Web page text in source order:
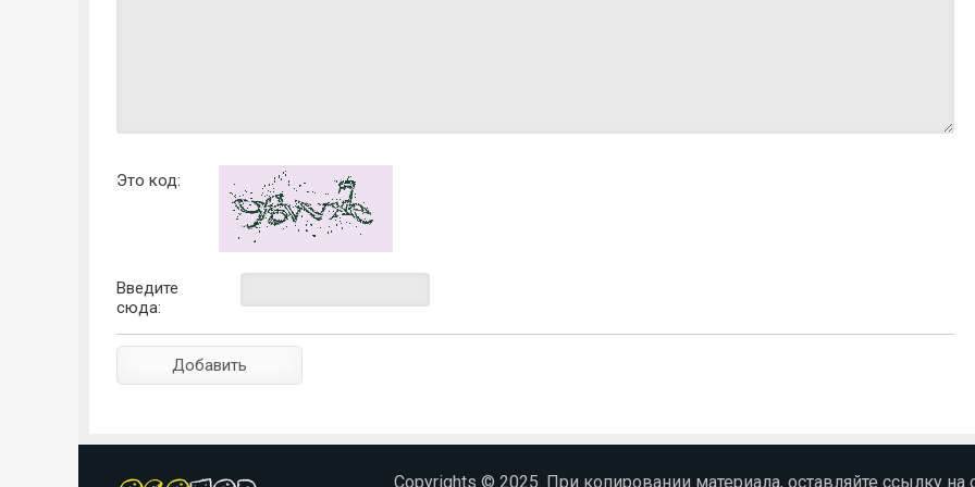
Это код:
Введите
сюда:
Copyrights © 2025. При копировании материала, оставляйте ссылку на